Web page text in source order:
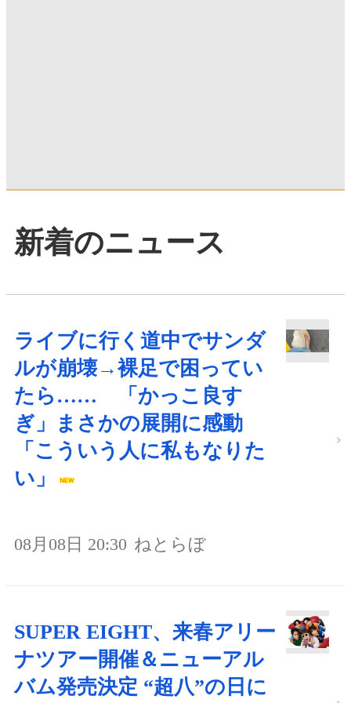
新着のニュース
ライブに行く道中でサンダ
ルが崩壊→裸足で困ってい
たら…… 「かっこ良す
ぎ」まさかの展開に感動
「こういう人に私もなりた
い」
08月08日 20:30 ねとらぼ
SUPER EIGHT、来春アリー
ナツアー開催＆ニューアル
バム発売決定 “超八”の日に